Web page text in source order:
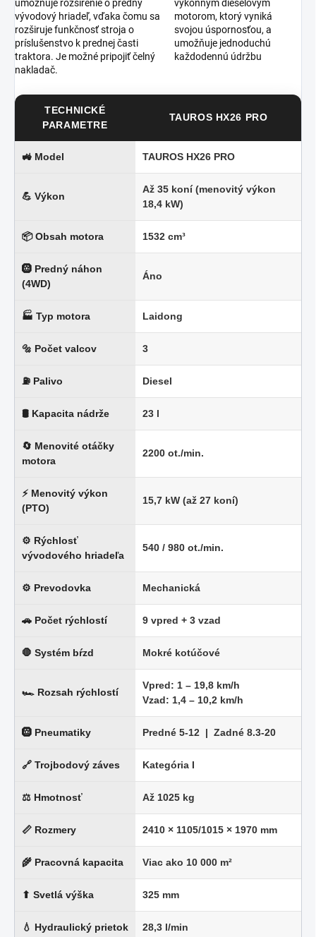
umožňuje rozšírenie o predný
vývodový hriadeľ, vďaka čomu sa
rozširuje funkčnosť stroja o
príslušenstvo k prednej časti
traktora. Je možné pripojiť čelný
nakladač.
výkonným dieselovým
motorom, ktorý vyniká
svojou úspornosťou, a
umožňuje jednoduchú
každodennú údržbu
TECHNICKÉ
PARAMETRE
TAUROS HX26 PRO
🚜 Model TAUROS HX26 PRO
💪 Výkon
Až 35 koní (menovitý výkon
18,4 kW)
📦 Obsah motora 1532 cm³
🛞 Predný náhon
(4WD)
Áno
🏭 Typ motora Laidong
🔩 Počet valcov 3
⛽ Palivo Diesel
🛢 Kapacita nádrže 23 l
🔄 Menovité otáčky
motora
2200 ot./min.
⚡ Menovitý výkon
(PTO)
15,7 kW (až 27 koní)
⚙ Rýchlosť
vývodového hriadeľa
540 / 980 ot./min.
⚙ Prevodovka Mechanická
🚗 Počet rýchlostí 9 vpred + 3 vzad
🛑 Systém bŕzd Mokré kotúčové
🏎 Rozsah rýchlostí
Vpred: 1 – 19,8 km/h
Vzad: 1,4 – 10,2 km/h
🛞 Pneumatiky Predné 5-12 | Zadné 8.3-20
🔗 Trojbodový záves Kategória I
⚖ Hmotnosť Až 1025 kg
📏 Rozmery 2410 × 1105/1015 × 1970 mm
🌾 Pracovná kapacita Viac ako 10 000 m²
⬆ Svetlá výška 325 mm
💧 Hydraulický prietok 28,3 l/min